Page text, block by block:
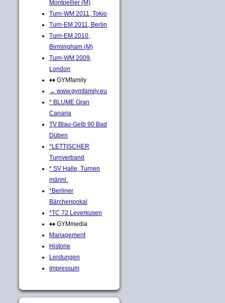
Montpellier (M)
Turn-WM 2011, Tokio
Turn-EM 2011, Berlin
Turn-EM 2010,
Birmingham (M)
Turn-WM 2009,
London
♦♦ GYMfamily
→ www.gymfamily.eu
* BLUME Gran
Canaria
TV Blau-Gelb 90 Bad
Düben
*LETTISCHER
Turnverband
* SV Halle, Turnen
männl.
*Berliner
Bärchenpokal
*TC 72 Leverkusen
♦♦ GYMmedia
Management
Historie
Leistungen
Impressum